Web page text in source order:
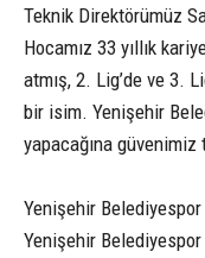
Teknik Direktörümüz
Hocamız 33 yıllık
atmış, 2. Lig’de ve 3.
bir isim. Yenişehir
yapacağına güvenimiz
Yenişehir
Yenişehir Belediyespor